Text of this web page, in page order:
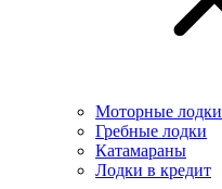
Моторные лодки
Гребные лодки
Катамараны
Лодки в кредит